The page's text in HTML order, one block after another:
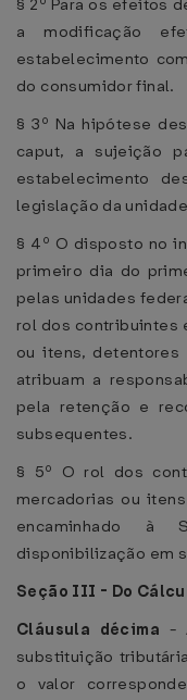
§ 2º Para os efeitos
a modificação
estabelecimento
do consumidor final.
§ 3º Na hipótese
caput, a sujeição
estabelecimento
legislação da
§ 4º O disposto no
primeiro dia do
pelas unidades
rol dos contribuintes
ou itens,
atribuam a
pela retenção e
subsequentes.
§ 5º O rol dos
mercadorias ou
encaminhado à
disponibilização em
Seção III - Do
Cláusula décima -
substituição
o valor